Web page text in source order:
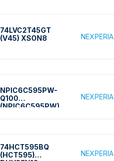
74LVC2T45GT
(V45) XSON8
NEXPERIA
NPIC6C595PW-
Q100
(NPIC6C595PW)
NEXPERIA
74HCT595BQ
(HCT595)
NEXPERIA